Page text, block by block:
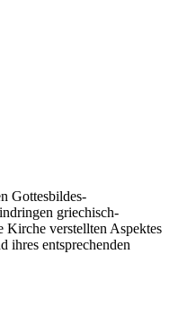
Gottesbildes-
griechisch-
Kirche verstellten Aspektes
ihres entsprechenden